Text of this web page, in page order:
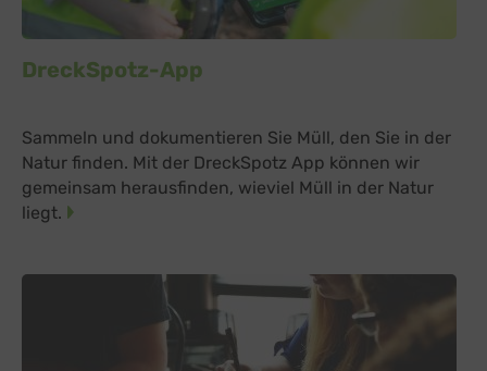
DreckSpotz-App
Sammeln und dokumentieren Sie Müll, den Sie in der
Natur finden. Mit der DreckSpotz App können wir
gemeinsam herausfinden, wieviel Müll in der Natur
liegt.